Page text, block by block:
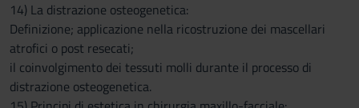
14) La distrazione osteogenetica:
Definizione; applicazione nella ricostruzione dei mascellari
atrofici o post resecati;
il coinvolgimento dei tessuti molli durante il processo di
distrazione osteogenetica.